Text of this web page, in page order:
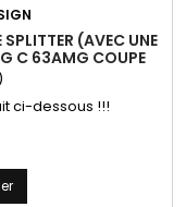
(AVEC UNE
C 63AMG COUPE
ci-dessous !!!